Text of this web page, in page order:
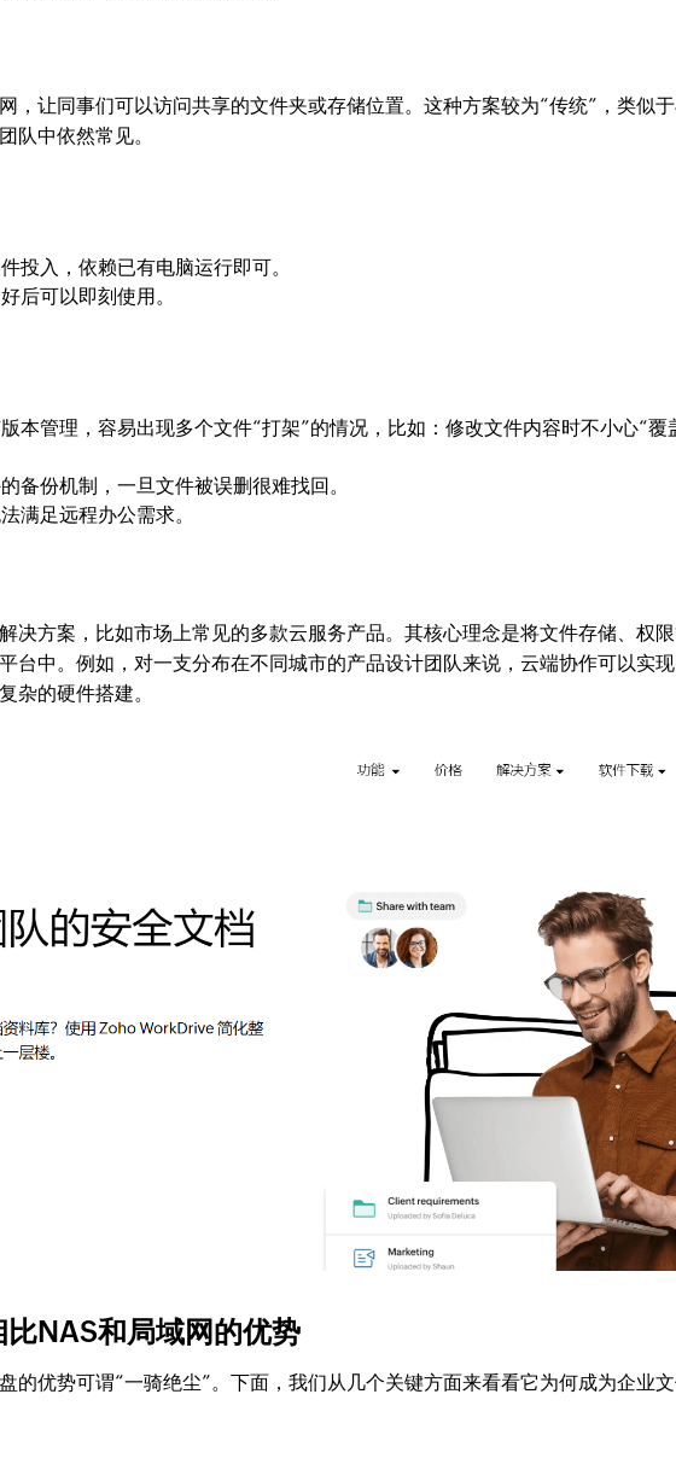
，让同事们可以访问共享的文件夹或存储位置。这种方案较为“传统”，类似
队中依然常见。
投入，依赖已有电脑运行即可。
后可以即刻使用。
本管理，容易出现多个文件“打架”的情况，比如：修改文件内容时不小心“覆
备份机制，一旦文件被误删很难找回。
满足远程办公需求。
决方案，比如市场上常见的多款云服务产品。其核心理念是将文件存储、权
台中。例如，对一支分布在不同城市的产品设计团队来说，云端协作可以实
杂的硬件搭建。
NAS和局域网的优势
的优势可谓“一骑绝尘”。下面，我们从几个关键方面来看看它为何成为企业